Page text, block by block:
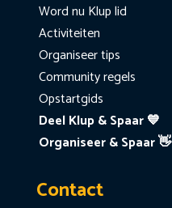
Word nu Klup lid
Activiteiten
Organiseer tips
Community regels
Opstartgids
Deel Klup & Spaar 💙
Organiseer & Spaar 👋
Contact